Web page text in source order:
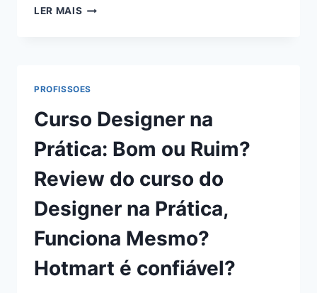
LER MAIS CURSO
INVERTER:
BOM
RUIM?
REVIEW
DO
DO
LUCIANO
DE
FREITAS,
FUNCIONA
PROFISSOES
Curso Designer na
Prática: Bom ou Ruim?
Review do curso do
Designer na Prática,
Funciona Mesmo?
Hotmart é confiável?